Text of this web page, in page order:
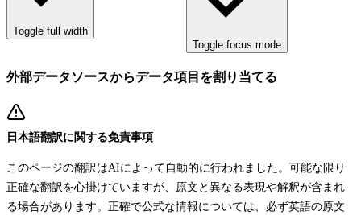
Toggle full width
Toggle focus mode
外部データソースからデータ項目を割り当てる
日本語翻訳に関する免責事項
このページの翻訳はAIによって自動的に行われました。可能な限り
正確な翻訳を心掛けていますが、原文と異なる表現や解釈が含まれ
る場合があります。正確で公式な情報については、必ず英語の原文